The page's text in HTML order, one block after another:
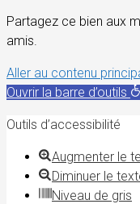
Partagez ce bien aux
amis.
Aller au contenu
Ouvrir la barre d’outils
Outils d’accessibilité
Augmenter le
Diminuer le
Niveau de gris